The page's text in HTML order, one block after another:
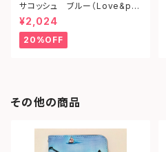
サコッシュ ブルー（Love&pe
ace from shonan)
¥2,024
20%OFF
その他の商品